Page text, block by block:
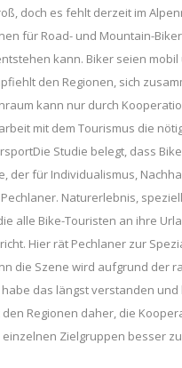
doch es fehlt derzeit im
für Road- und Mountain-
kann. Biker seien
den Regionen, sich
kann nur durch
mit dem Tourismus die
Studie belegt, dass
der für Individualismus,
Naturerlebnis,
alle Bike-Touristen an ihre
Hier rät Pechlaner zur
die Szene wird aufgrund der
das längst verstanden
Regionen daher, die
Zielgruppen besser